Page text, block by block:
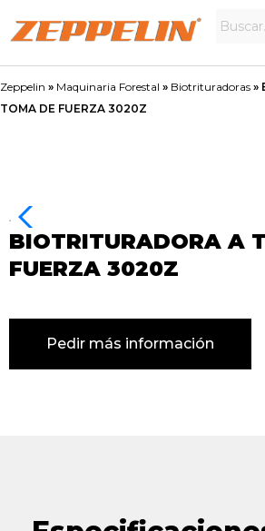
Zeppelin » Maquinaria Forestal » Biotrituradoras »
TOMA DE FUERZA 3020Z
BIOTRITURADORA A
FUERZA 3020Z
Pedir más información